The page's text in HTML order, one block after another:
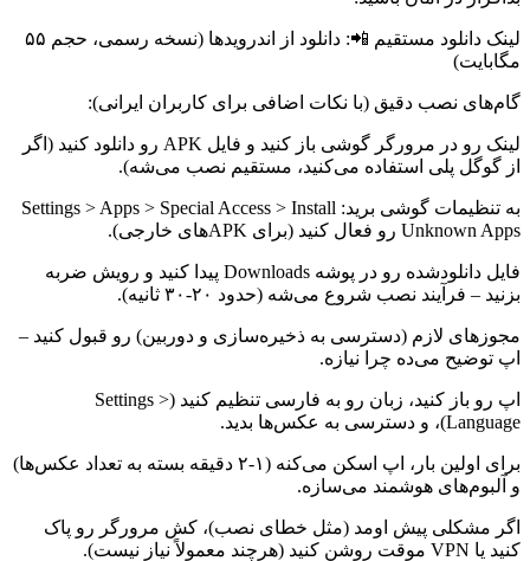
لینک دانلود مستقیم 📲: دانلود از اندرویدها (نسخه رسمی، حجم ۵۵
مگابایت)
گام‌های نصب دقیق (با نکات اضافی برای کاربران ایرانی):
لینک رو در مرورگر گوشی باز کنید و فایل APK رو دانلود کنید (اگر
از گوگل پلی استفاده می‌کنید، مستقیم نصب می‌شه).
به تنظیمات گوشی برید: Settings > Apps > Special Access > Install
Unknown Apps رو فعال کنید (برای APKهای خارجی).
فایل دانلودشده رو در پوشه Downloads پیدا کنید و رویش ضربه
بزنید – فرآیند نصب شروع می‌شه (حدود ۲۰-۳۰ ثانیه).
مجوزهای لازم (دسترسی به ذخیره‌سازی و دوربین) رو قبول کنید –
اپ توضیح می‌ده چرا نیازه.
اپ رو باز کنید، زبان رو به فارسی تنظیم کنید (Settings >
Language)، و دسترسی به عکس‌ها بدید.
برای اولین بار، اپ اسکن می‌کنه (۱-۲ دقیقه بسته به تعداد عکس‌ها)
و آلبوم‌های هوشمند می‌سازه.
اگر مشکلی پیش اومد (مثل خطای نصب)، کش مرورگر رو پاک
کنید یا VPN موقت روشن کنید (هرچند معمولاً نیاز نیست).